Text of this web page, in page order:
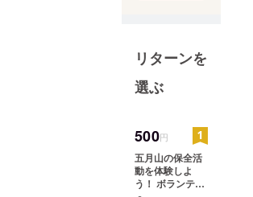
リターンを
選ぶ
500円
五月山の保全活
動を体験しよ
う！ ボランティ